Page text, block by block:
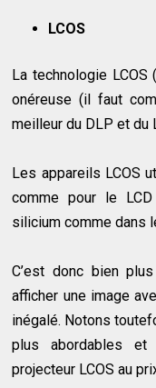
LCOS
La technologie
onéreuse (il faut
meilleur du DLP et du
Les appareils LCOS
comme pour le
silicium comme dans
C’est donc bien
afficher une image
inégalé. Notons
plus abordables
projecteur LCOS au